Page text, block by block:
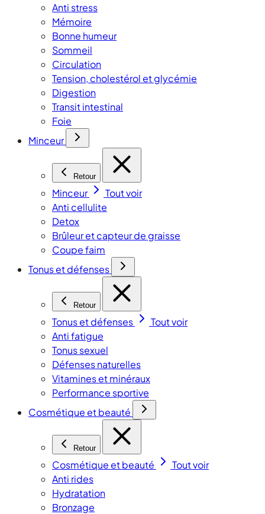
Anti stress
Mémoire
Bonne humeur
Sommeil
Circulation
Tension, cholestérol et glycémie
Digestion
Transit intestinal
Foie
Minceur
Retour
Minceur
Tout voir
Anti cellulite
Detox
Brûleur et capteur de graisse
Coupe faim
Tonus et défenses
Retour
Tonus et défenses
Tout voir
Anti fatigue
Tonus sexuel
Défenses naturelles
Vitamines et minéraux
Performance sportive
Cosmétique et beauté
Retour
Cosmétique et beauté
Tout voir
Anti rides
Hydratation
Bronzage